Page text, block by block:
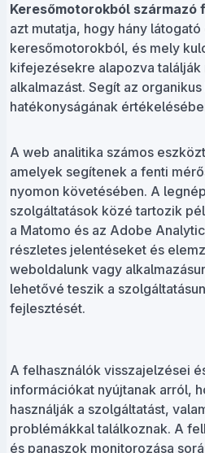
Keresőmotorokból származó
azt mutatja, hogy hány
keresőmotorokból, és mely
kifejezésekre alapozva
alkalmazást. Segít az
hatékonyságának
A web analitika számos
amelyek segítenek a fenti
nyomon követésében. A
szolgáltatások közé tartozik
a Matomo és az Adobe
részletes jelentéseket és
weboldalunk vagy
lehetővé teszik a
fejlesztését.
A felhasználók visszajelzései
információkat nyújtanak arról,
használják a szolgáltatást,
problémákkal találkoznak. A
és panaszok monitorozása